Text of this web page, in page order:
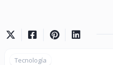
Tecnología